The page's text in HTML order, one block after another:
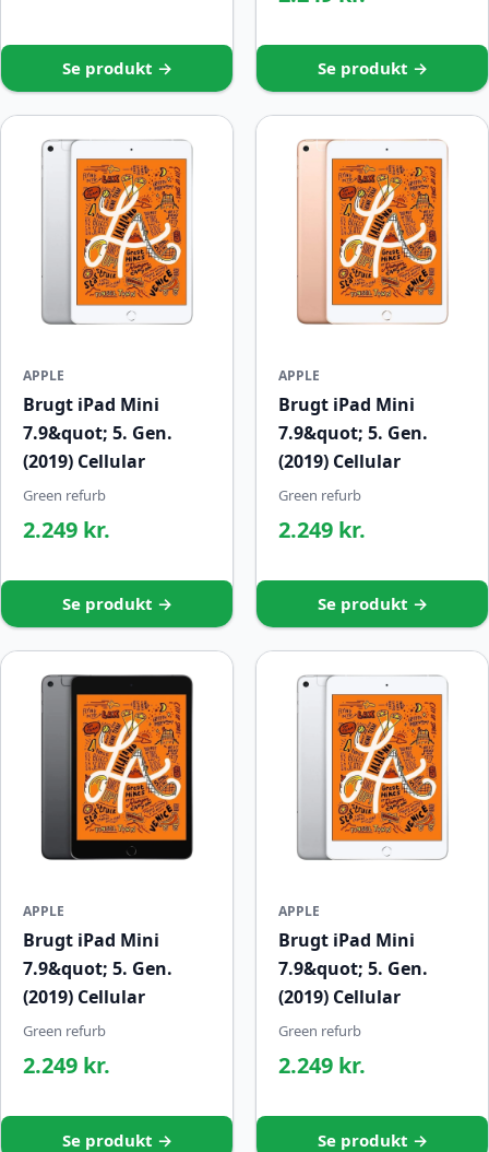
Se produkt → Se produkt →
APPLE
Brugt iPad Mini
7.9&quot; 5. Gen.
(2019) Cellular
Green refurb
2.249 kr.
Se produkt →
APPLE
Brugt iPad Mini
7.9&quot; 5. Gen.
(2019) Cellular
Green refurb
2.249 kr.
Se produkt →
APPLE
Brugt iPad Mini
7.9&quot; 5. Gen.
(2019) Cellular
Green refurb
2.249 kr.
Se produkt →
APPLE
Brugt iPad Mini
7.9&quot; 5. Gen.
(2019) Cellular
Green refurb
2.249 kr.
Se produkt →